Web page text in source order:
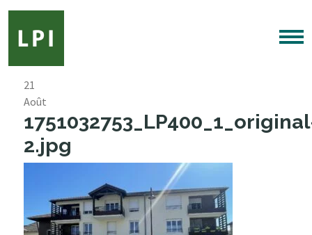
21
Août
2.jpg